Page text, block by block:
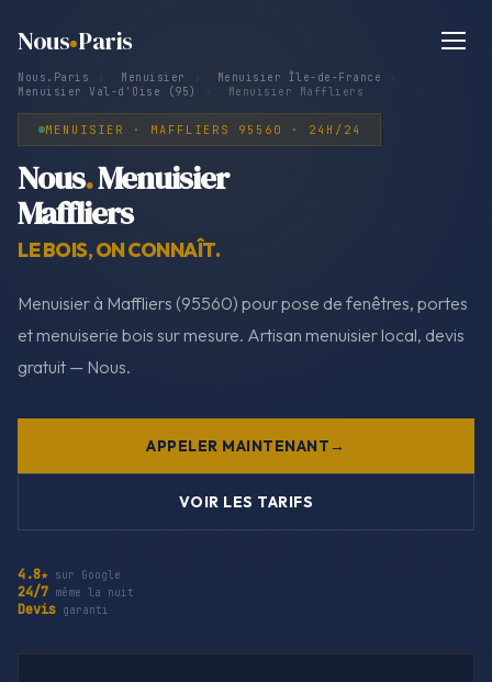
Nous Paris
Nous.Paris Menuisier Menuisier Île-de-France
Menuisier Val-d'Oise (95)
Menuisier Maffliers
MENUISIER · MAFFLIERS 95560 · 24H/24
Nous.Menuisier
Maffliers
LE BOIS, ON CONNAÎT.
Menuisier à Maffliers (95560) pour pose de fenêtres, portes
et menuiserie bois sur mesure. Artisan menuisier local, devis
gratuit — Nous.
APPELER MAINTENANT
VOIR LES TARIFS
4.8★ sur Google
24/7 même la nuit
Devis garanti